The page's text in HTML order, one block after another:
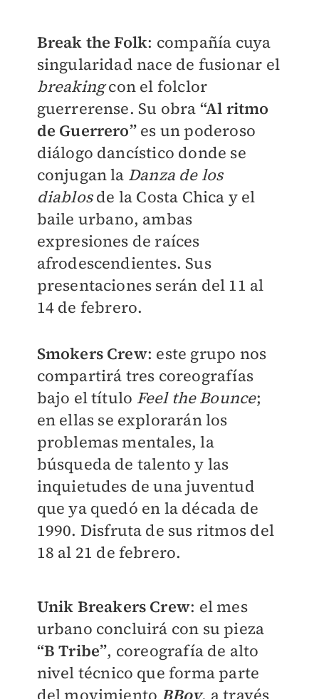
Break the Folk: compañía cuya
singularidad nace de fusionar el
breakingcon el folclor
guerrerense. Su obra “Al ritmo
de Guerrero”es un poderoso
diálogo dancístico donde se
conjugan la Danza de los
diablosde la Costa Chica y el
baile urbano, ambas
expresiones de raíces
afrodescendientes. Sus
presentaciones serán del 11 al
14 de febrero.
Smokers Crew: este grupo nos
compartirá tres coreografías
bajo el título Feel the Bounce;
en ellas se explorarán los
problemas mentales, la
búsqueda de talento y las
inquietudes de una juventud
que ya quedó en la década de
1990. Disfruta de sus ritmos del
18 al 21 de febrero.
Unik Breakers Crew: el mes
urbano concluirá con su pieza
“B Tribe”, coreografía de alto
nivel técnico que forma parte